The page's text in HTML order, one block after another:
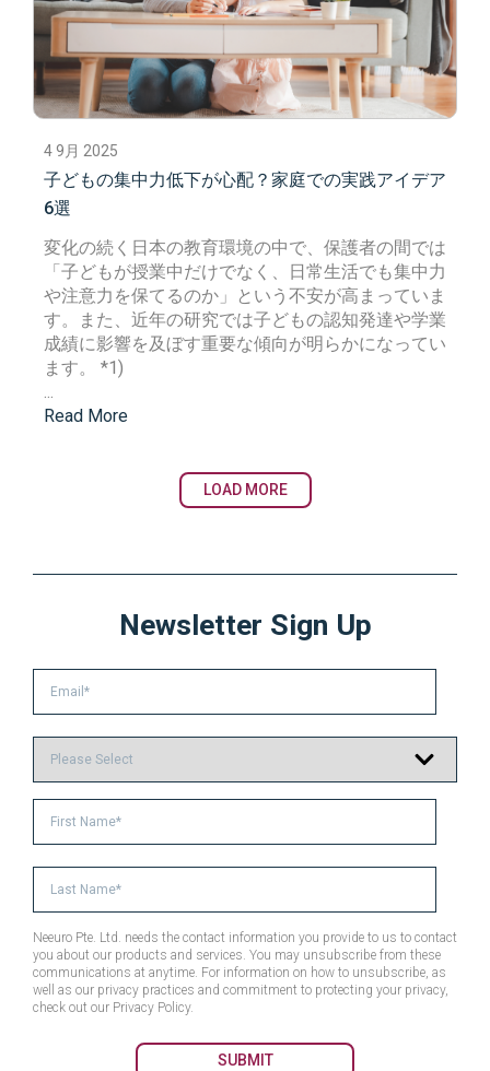
4 9月 2025
子どもの集中力低下が心配？家庭での実践アイデア
6選
変化の続く日本の教育環境の中で、保護者の間では
「子どもが授業中だけでなく、日常生活でも集中力
や注意力を保てるのか」という不安が高まっていま
す。また、近年の研究では子どもの認知発達や学業
成績に影響を及ぼす重要な傾向が明らかになってい
ます。
*1)
...
Read More
LOAD MORE
Newsletter Sign Up
Neeuro Pte. Ltd. needs the contact information you provide to us to contact
you about our products and services. You may unsubscribe from these
communications at anytime. For information on how to unsubscribe, as
well as our privacy practices and commitment to protecting your privacy,
check out our Privacy Policy.